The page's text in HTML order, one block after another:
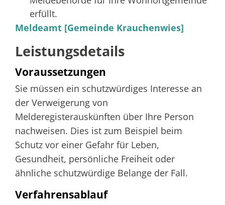
erfüllt.
Meldeamt [Gemeinde Krauchenwies]
Leistungsdetails
Voraussetzungen
Sie müssen ein schutzwürdiges Interesse an
der Verweigerung von
Melderegisterauskünften über Ihre Person
nachweisen. Dies ist zum Beispiel beim
Schutz vor einer Gefahr für Leben,
Gesundheit, persönliche Freiheit oder
ähnliche schutzwürdige Belange der Fall.
Verfahrensablauf